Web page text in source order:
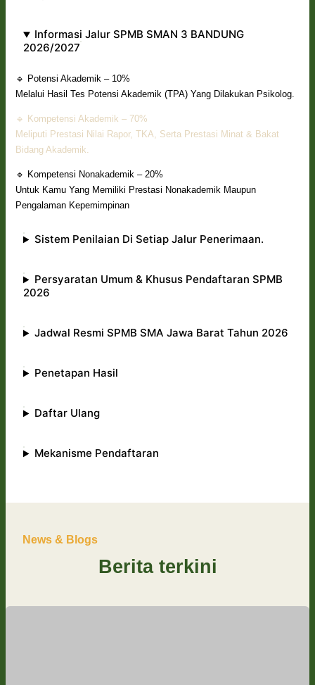
Informasi Jalur SPMB SMAN 3 BANDUNG
2026/2027
🔹 Potensi Akademik – 10%
Melalui Hasil Tes Potensi Akademik (TPA) Yang Dilakukan Psikolog.
🔹 Kompetensi Akademik – 70%
Meliputi Prestasi Nilai Rapor, TKA, Serta Prestasi Minat & Bakat
Bidang Akademik.
🔹 Kompetensi Nonakademik – 20%
Untuk Kamu Yang Memiliki Prestasi Nonakademik Maupun
Pengalaman Kepemimpinan
Sistem Penilaian Di Setiap Jalur Penerimaan.
Persyaratan Umum & Khusus Pendaftaran SPMB
2026
Jadwal Resmi SPMB SMA Jawa Barat Tahun 2026
Penetapan Hasil
Daftar Ulang
Mekanisme Pendaftaran
News & Blogs
Berita terkini